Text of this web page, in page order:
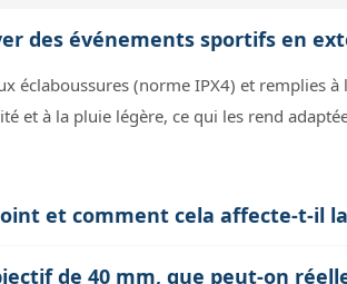
des événements sportifs en
éclaboussures (norme IPX4) et remplies à
et à la pluie légère, ce qui les rend
et comment cela affecte-t-il
de 40 mm, que peut-on